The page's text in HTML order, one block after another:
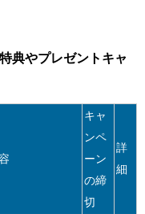
典やプレゼントキャ
キャ
ンペ
ーン
の締
切
詳
細